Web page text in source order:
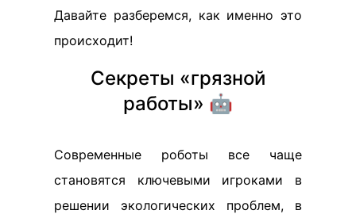
Давайте разберемся, как именно это
происходит!
Секреты «грязной
работы» 🤖
Современные роботы все чаще
становятся ключевыми игроками в
решении экологических проблем, в